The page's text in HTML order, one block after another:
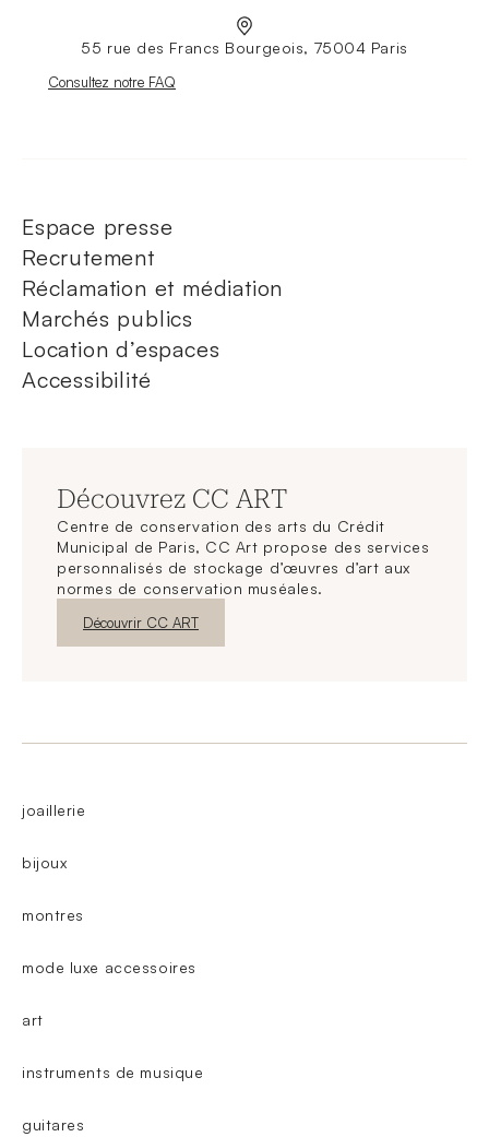
55 rue des Francs Bourgeois, 75004 Paris
Nouvelle fenêtre
Consultez notre FAQ
Espace presse
Recrutement
Réclamation et médiation
Marchés publics
Location d’espaces
Accessibilité
Découvrez CC ART
Centre de conservation des arts du Crédit
Municipal de Paris, CC Art propose des services
personnalisés de stockage d’œuvres d’art aux
normes de conservation muséales.
Nouvelle fenêtre
Découvrir CC ART
joaillerie
bijoux
montres
mode luxe accessoires
art
instruments de musique
guitares